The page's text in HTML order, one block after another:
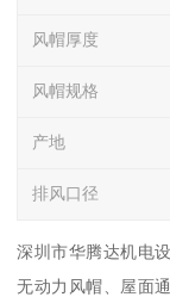
风帽厚度
风帽规格
产地
排风口径
深圳市华腾达机电
无动力风帽、屋面